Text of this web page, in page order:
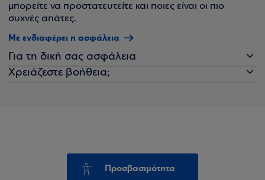
μπορείτε να προστατευτείτε και ποιες είναι οι πιο
συχνές απάτες.
Με ενδιαφέρει η ασφάλεια
Για τη δική σας ασφάλεια
Χρειάζεστε βοήθεια;
Προσβασιμότητα